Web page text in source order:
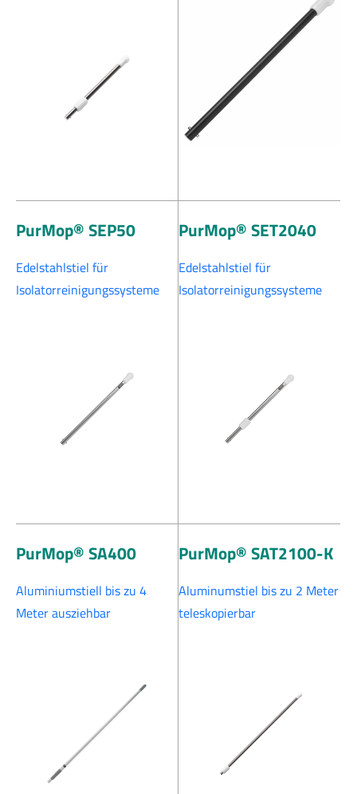
PurMop® SEP50
Edelstahlstiel für
Isolatorreinigungssysteme
PurMop® SET2040
Edelstahlstiel für
Isolatorreinigungssysteme
PurMop® SA400
Aluminiumstiell bis zu 4
Meter ausziehbar
PurMop® SAT2100-K
Aluminumstiel bis zu 2 Meter
teleskopierbar